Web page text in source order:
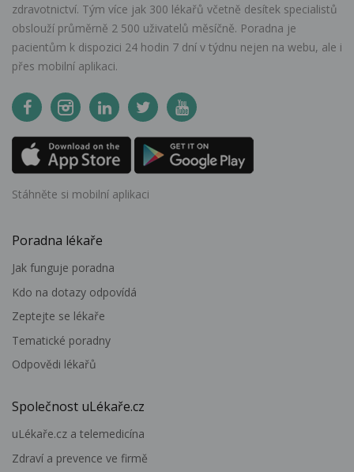
zdravotnictví. Tým více jak 300 lékařů včetně desítek specialistů
obslouží průměrně 2 500 uživatelů měsíčně. Poradna je
pacientům k dispozici 24 hodin 7 dní v týdnu nejen na webu, ale i
přes mobilní aplikaci.
Stáhněte si mobilní aplikaci
Poradna lékaře
Jak funguje poradna
Kdo na dotazy odpovídá
Zeptejte se lékaře
Tematické poradny
Odpovědi lékařů
Společnost uLékaře.cz
uLékaře.cz a telemedicína
Zdraví a prevence ve firmě